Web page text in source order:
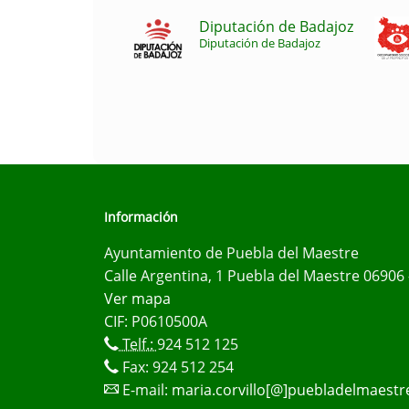
Diputación de Badajoz
Diputación de Badajoz
Información
Ayuntamiento de Puebla del Maestre
Calle Argentina, 1 Puebla del Maestre 06906
Ver mapa
CIF: P0610500A
Telf.:924 512 125
Fax: 924 512 254
E-mail: